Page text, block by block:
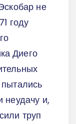
не
году
Диего
неудачу и,
труп